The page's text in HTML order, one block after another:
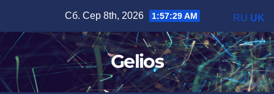
вмісту
Сб. Сер 8th, 2026 1:57:30 AM
Gelios
RU UK